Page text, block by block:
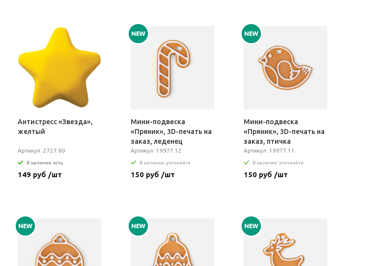
Антистресс «Звезда»,
желтый
Артикул: 2727.80
В наличии: есть
149 руб /шт
Мини-подвеска
«Пряник», 3D-печать на
заказ, леденец
Артикул: 19977.12
В наличии: уточняйте
150 руб /шт
Мини-подвеска
«Пряник», 3D-печать на
заказ, птичка
Артикул: 19977.11
В наличии: уточняйте
150 руб /шт